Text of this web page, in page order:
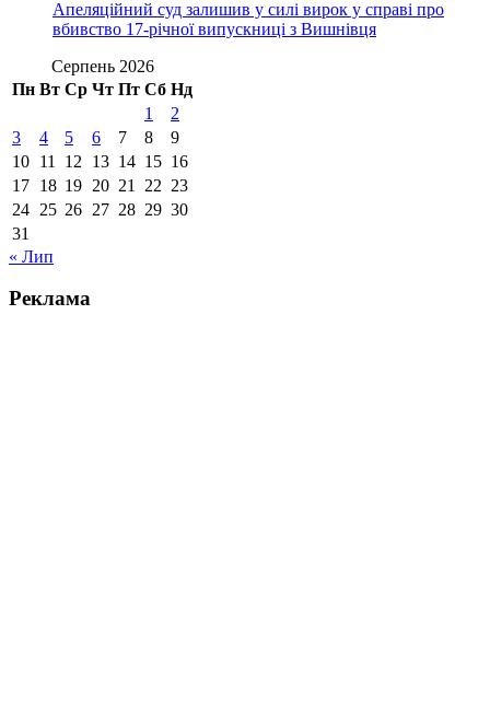
Апеляційний суд залишив у силі вирок у справі про
вбивство 17-річної випускниці з Вишнівця
Серпень 2026
Пн Вт Ср Чт Пт Сб Нд
1
2
3
4 5 6 7 8
9
10 11 12 13 14 15 16
17 18 19 20 21 22 23
24 25 26 27 28 29 30
31
« Лип
Реклама